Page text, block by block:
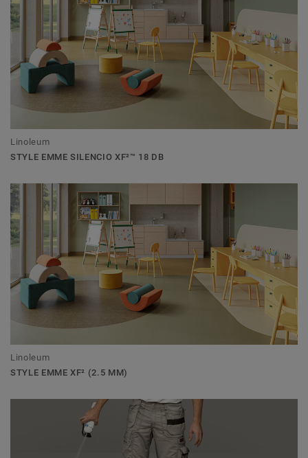
Linoleum
STYLE EMME SILENCIO XF²™ 18 DB
Linoleum
STYLE EMME XF² (2.5 MM)